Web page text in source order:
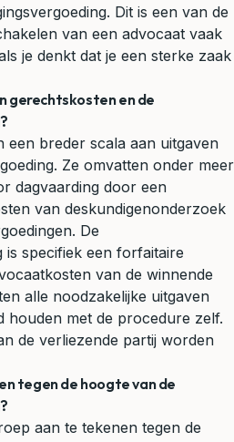
Dit is een van de
van een advocaat vaak
je denkt dat je een sterke zaak
gerechtskosten en de
een breder scala aan uitgaven
Ze omvatten onder meer
dagvaarding door een
van deskundigenonderzoek
De
is specifiek een forfaitaire
van de winnende
alle noodzakelijke uitgaven
houden met de procedure zelf.
de verliezende partij worden
tegen de hoogte van de
aan te tekenen tegen de